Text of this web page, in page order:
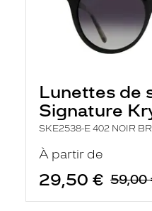
Lunettes de
Signature
SKE2538-E 402 NOIR
À partir de
29,50 € 59,00